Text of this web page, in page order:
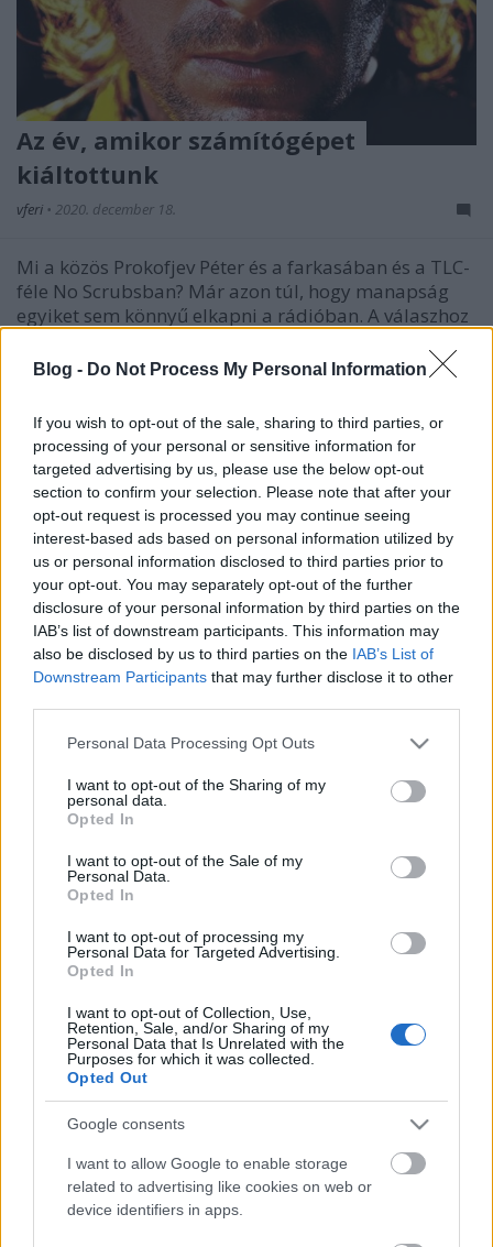
Blog - Do Not Process My Personal Information
If you wish to opt-out of the sale, sharing to third parties, or
processing of your personal or sensitive information for
targeted advertising by us, please use the below opt-out
section to confirm your selection. Please note that after your
opt-out request is processed you may continue seeing
interest-based ads based on personal information utilized by
us or personal information disclosed to third parties prior to
your opt-out. You may separately opt-out of the further
disclosure of your personal information by third parties on the
IAB’s list of downstream participants. This information may
also be disclosed by us to third parties on the IAB’s List of
Downstream Participants that may further disclose it to other
Please note that this website/app uses one or more Google
not limited to your visit or usage behaviour. You may click to
grant or deny consent to Google and its third-party tags to
use your data for below specified purposes in below Google
consent section.
Personal Data Processing Opt Outs
I want to opt-out of the Sharing of my
personal data.
Opted In
I want to opt-out of the Sale of my
Personal Data.
Opted In
I want to opt-out of processing my
Personal Data for Targeted Advertising.
Opted In
I want to opt-out of Collection, Use,
Retention, Sale, and/or Sharing of my
Personal Data that Is Unrelated with the
Purposes for which it was collected.
Opted Out
Google consents
I want to allow Google to enable storage
related to advertising like cookies on web or
device identifiers in apps.
Az év, amikor számítógépet
kiáltottunk
vferi • 2020. december 18.
Mi a közös Prokofjev Péter és a farkasában és a TLC-
féle No Scrubsban? Már azon túl, hogy manapság
egyiket sem könnyű elkapni a rádióban. A válaszhoz
annál is többet. Ez a cikk először a Recorder magazin
Legnagyobb bálványai előtt tiszteleg
új dalában a TLC
Június 30-án jelenik meg a TLC pályafutását lezáró
utolsó albuma, a kilencvenes évek klegsikeresebb és
egyik legjobb R&B girl groupjának tiszteletköre, nem
csoda, hogy az első hivatalos beharangozó dalban
gyerekkora meghatározó zenei példaképei előtt
tiszteleg Chilli és T-Boz.